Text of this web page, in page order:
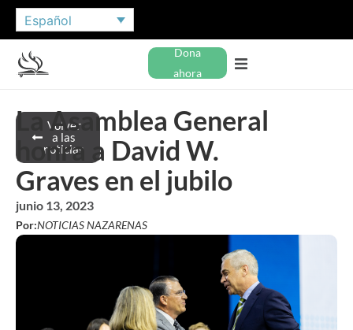
Español
Dona
ahora
Volver
a las
noticias
La Asamblea General
honra a David W.
Graves en el jubilo
junio 13, 2023
Por:NOTICIAS NAZARENAS